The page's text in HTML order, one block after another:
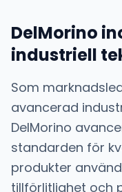
DelMorino
industriell
Som
avancerad
DelMorino
standarden för
produkter
tillförlitlighet och